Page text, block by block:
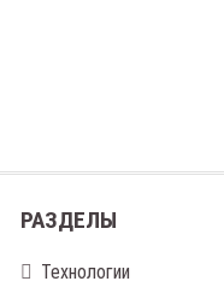
РАЗДЕЛЫ
Технологии